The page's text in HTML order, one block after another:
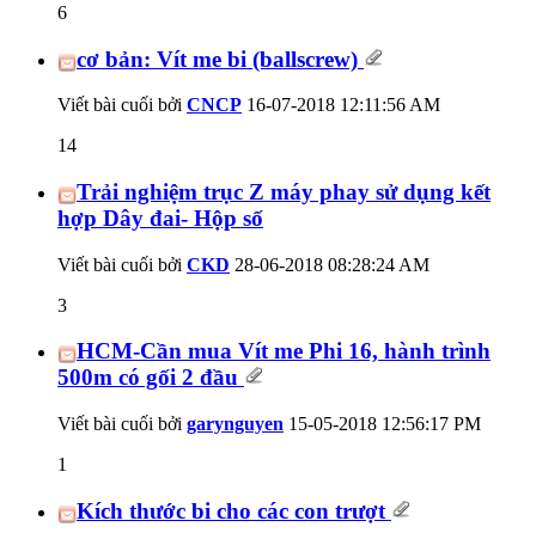
6
cơ bản: Vít me bi (ballscrew)
Viết bài cuối bởi CNCP 16-07-2018 12:11:56 AM
14
Trải nghiệm trục Z máy phay sử dụng kết
hợp Dây đai- Hộp số
Viết bài cuối bởi CKD 28-06-2018 08:28:24 AM
3
HCM-Cần mua Vít me Phi 16, hành trình
500m có gối 2 đầu
Viết bài cuối bởi garynguyen 15-05-2018 12:56:17 PM
1
Kích thước bi cho các con trượt